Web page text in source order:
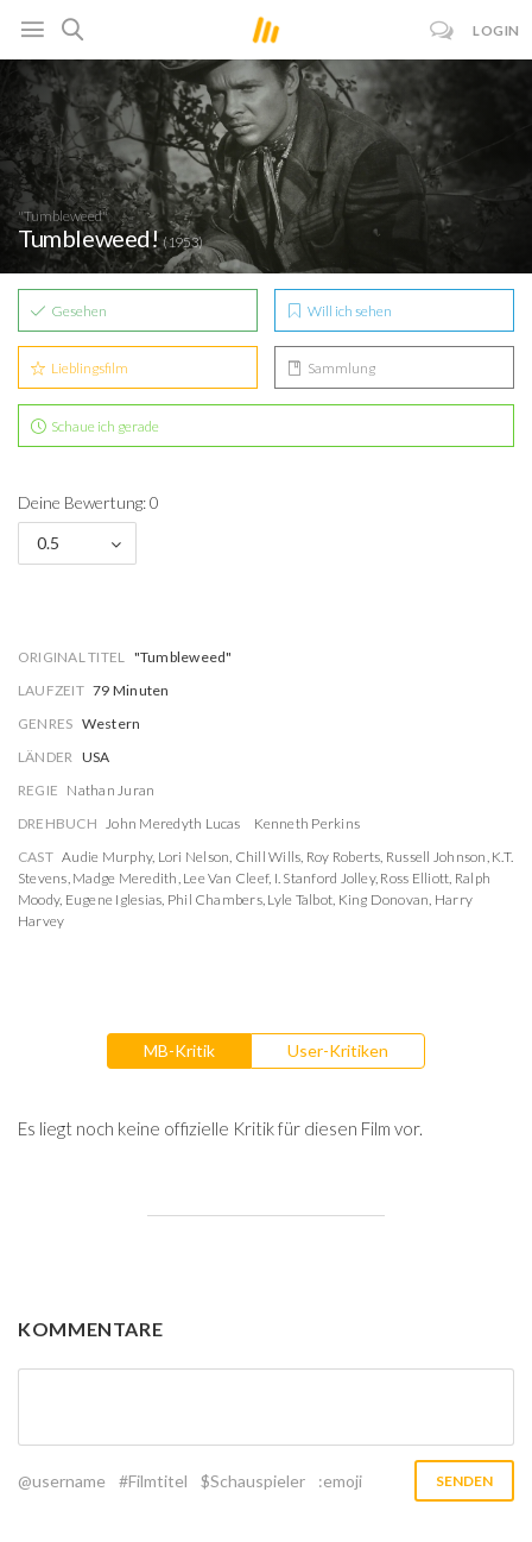
LOGIN
"Tumbleweed"
Tumbleweed!(1953)
Gesehen Will ich sehen
Lieblingsfilm Sammlung
Schaue ich gerade
Deine Bewertung: 0
0.5
ORIGINAL TITEL "Tumbleweed"
LAUFZEIT 79 Minuten
GENRES Western
LÄNDER USA
REGIE Nathan Juran
DREHBUCH John Meredyth Lucas
Kenneth Perkins
CAST Audie Murphy, Lori Nelson, Chill Wills, Roy Roberts, Russell Johnson, K.T.
Stevens, Madge Meredith, Lee Van Cleef, I. Stanford Jolley, Ross Elliott, Ralph
Moody, Eugene Iglesias, Phil Chambers, Lyle Talbot, King Donovan, Harry
Harvey
MB-Kritik User-Kritiken
Es liegt noch keine offizielle Kritik für diesen Film vor.
KOMMENTARE
@username #Filmtitel $Schauspieler :emoji